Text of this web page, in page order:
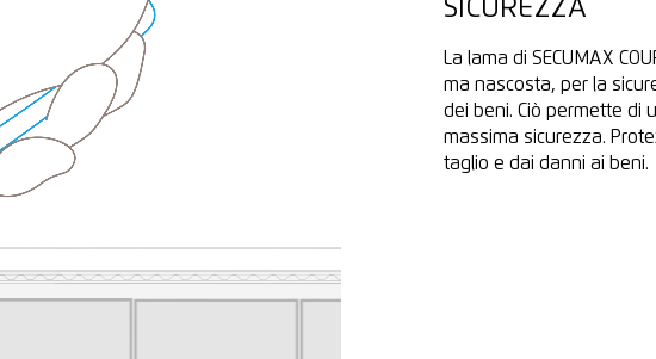
SICUREZZA
La lama di SECUMAX
ma nascosta, per la
dei beni. Ciò permette di
massima sicurezza.
taglio e dai danni ai beni.